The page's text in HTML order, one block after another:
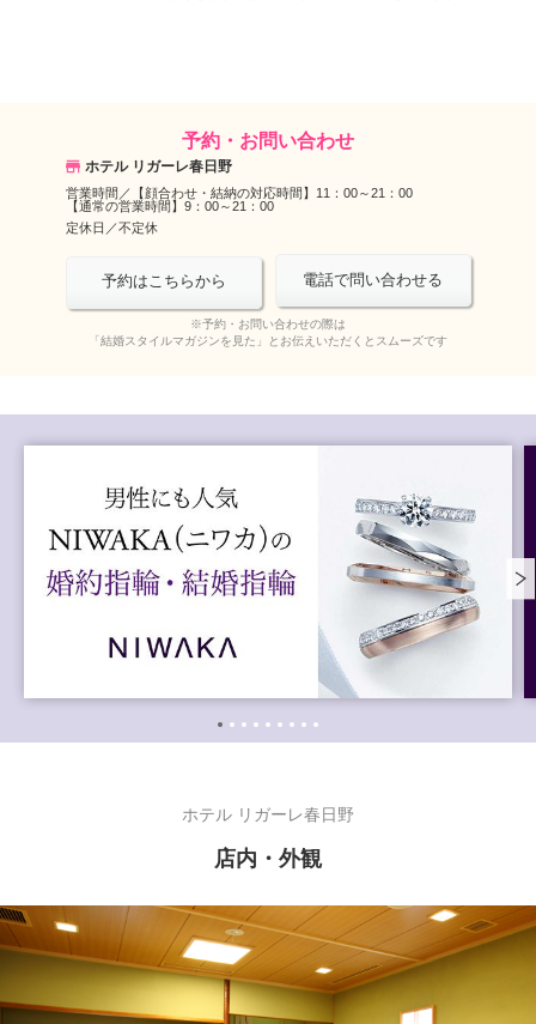
予約・お問い合わせ
ホテル リガーレ春日野
営業時間／
【顔合わせ・結納の対応時間】11：00～21：00
【通常の営業時間】9：00～21：00
定休日／不定休
予約はこちらから 電話で問い合わせる
※予約・お問い合わせの際は
「結婚スタイルマガジンを見た」とお伝えいただくとスムーズです
ホテル リガーレ春日野
店内・外観